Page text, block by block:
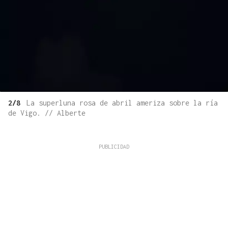
2/8
La superluna rosa de abril ameriza sobre la ría
de Vigo. // Alberte